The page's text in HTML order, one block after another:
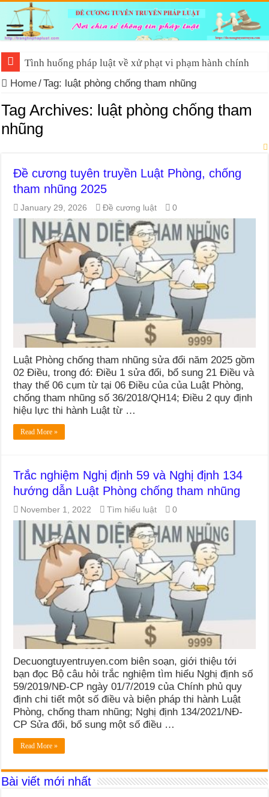
Tình huống pháp luật về xử phạt vi phạm hành chính
Home/Tag: luật phòng chống tham nhũng
Tag Archives: luật phòng chống tham
nhũng
Đề cương tuyên truyền Luật Phòng, chống
tham nhũng 2025
January 29, 2026 Đề cương luật 0
Luật Phòng chống tham nhũng sửa đổi năm 2025 gồm
02 Điều, trong đó: Điều 1 sửa đổi, bổ sung 21 Điều và
thay thế 06 cụm từ tại 06 Điều của của Luật Phòng,
chống tham nhũng số 36/2018/QH14; Điều 2 quy định
hiệu lực thi hành Luật từ …
Read More »
Trắc nghiệm Nghị định 59 và Nghị định 134
hướng dẫn Luật Phòng chống tham nhũng
November 1, 2022 Tìm hiểu luật 0
Decuongtuyentruyen.com biên soạn, giới thiệu tới
bạn đọc Bộ câu hỏi trắc nghiệm tìm hiểu Nghị định số
59/2019/NĐ-CP ngày 01/7/2019 của Chính phủ quy
định chi tiết một số điều và biện pháp thi hành Luật
Phòng, chống tham nhũng; Nghị định 134/2021/NĐ-
CP Sửa đổi, bổ sung một số điều …
Read More »
Bài viết mới nhất